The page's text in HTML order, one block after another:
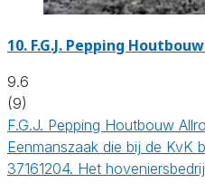
10. F.G.J. Pepping
9.6
(9)
F.G.J. Pepping Houtbouw
Eenmanszaak die bij de KvK
37161204. Het